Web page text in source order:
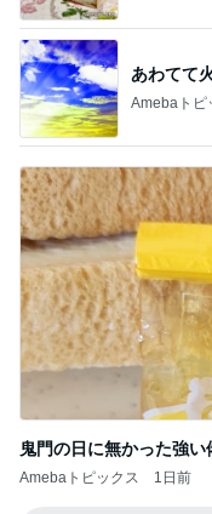
鬼門の日に無かった強い
Amebaトピックス 1日前